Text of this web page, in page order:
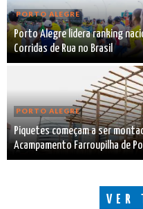
PORTO ALEGRE
Porto Alegre lidera ranking
Corridas de Rua no Brasil
PORTO ALEGRE
Piquetes começam a ser
Acampamento Farroupilha de
VER